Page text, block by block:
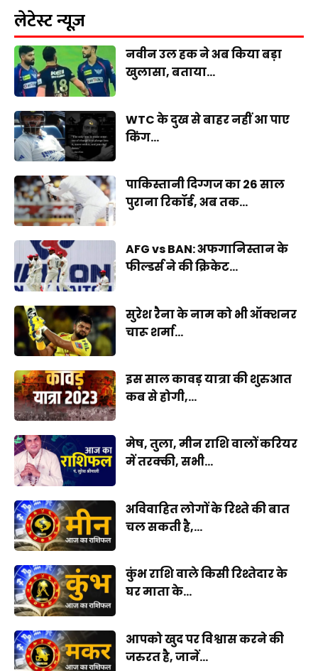
लेटेस्ट न्यूज़
नवीन उल हक ने अब किया बड़ा
खुलासा, बताया...
WTC के दुख से बाहर नहीं आ पाए
किंग...
पाकिस्तानी दिग्गज का 26 साल
पुराना रिकॉर्ड, अब तक...
AFG vs BAN: अफगानिस्तान के
फील्डर्स ने की क्रिकेट...
सुरेश रैना के नाम को भी ऑक्शनर
चारू शर्मा...
इस साल कावड़ यात्रा की शुरुआत
कब से होगी,...
मेष, तुला, मीन राशि वालों करियर
में तरक्की, सभी...
अविवाहित लोगों के रिश्ते की बात
चल सकती है,...
कुंभ राशि वाले किसी रिश्तेदार के
घर माता के...
आपको खुद पर विश्वास करने की
जरुरत है, जानें...